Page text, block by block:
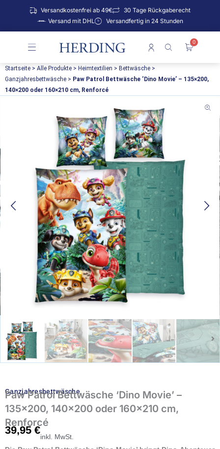
Versandkostenfrei ab 49€
30 Tage Rückgaberecht
Versand mit DHL
Versandfertig in 24 Stunden
0
Startseite > Alle Produkte > Heimtextilien > Bettwäsche >
Ganzjahresbettwäsche > Paw Patrol Bettwäsche ‘Dino Movie’ – 135×200,
140×200 oder 160×210 cm, Renforcé
Ganzjahresbettwäsche
Paw Patrol Bettwäsche ‘Dino Movie’ –
135×200, 140×200 oder 160×210 cm,
Renforcé
39,95€
inkl. MwSt.